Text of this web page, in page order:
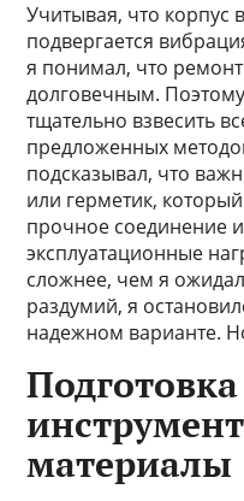
Учитывая, что корпус
подвергается
я понимал, что
долговечным.
тщательно взвесить
предложенных
подсказывал, что
или герметик,
прочное соединение
эксплуатационные
сложнее, чем я
раздумий, я
надежном варианте.
материалы